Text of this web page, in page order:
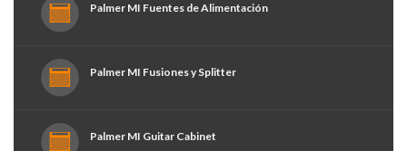
Palmer MI Fuentes de Alimentación
Palmer MI Fusiones y Splitter
Palmer MI Guitar Cabinet